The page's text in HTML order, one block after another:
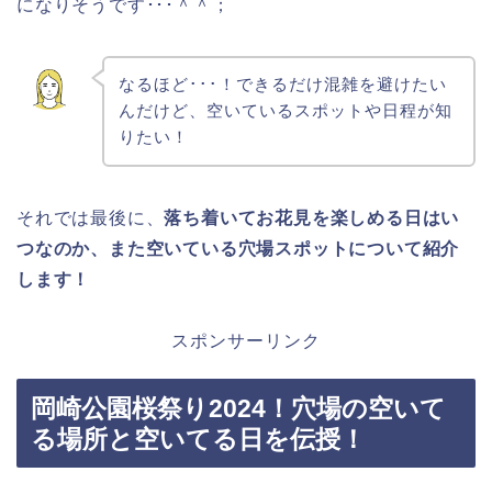
になりそうです･･･＾＾；
なるほど･･･！できるだけ混雑を避けたい
んだけど、空いているスポットや日程が知
りたい！
それでは最後に、落ち着いてお花見を楽しめる日はい
つなのか、また空いている穴場スポットについて紹介
します！
スポンサーリンク
岡崎公園桜祭り2024！穴場の空いて
る場所と空いてる日を伝授！